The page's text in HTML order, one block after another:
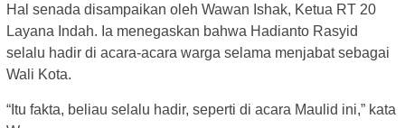
Hal senada disampaikan oleh Wawan Ishak, Ketua RT 20
Layana Indah. Ia menegaskan bahwa Hadianto Rasyid
selalu hadir di acara-acara warga selama menjabat sebagai
Wali Kota.
“Itu fakta, beliau selalu hadir, seperti di acara Maulid ini,” kata